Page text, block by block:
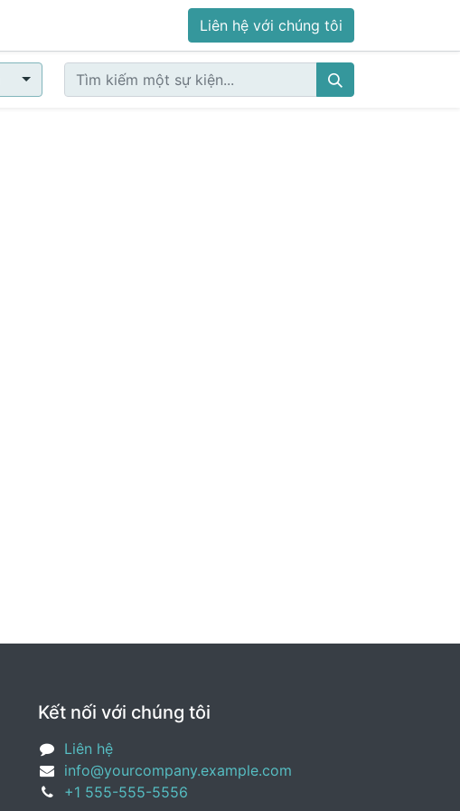
Liên hệ với chúng tôi
Kết nối với chúng tôi
Liên hệ
info@yourcompany.example.com
+1 555-555-5556